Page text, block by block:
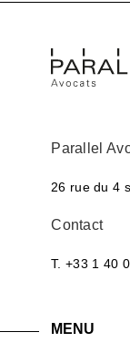
Parallel
26 rue du 4
Contact
T. +33 1 40
MENU